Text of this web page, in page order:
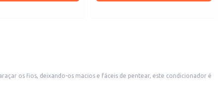
os fios, deixando-os macios e fáceis de pentear, este condicionador é